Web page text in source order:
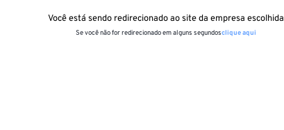
Você está sendo redirecionado ao site da empresa escolhida
Se você não for redirecionado em alguns segundosclique aqui